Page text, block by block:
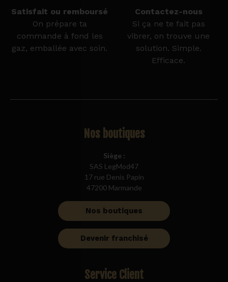
Satisfait ou remboursé
On prépare ta
commande à fond les
gaz, emballée avec soin.
Contactez-nous
Si ça ne te fait pas
vibrer, on trouve une
solution. Simple.
Efficace.
Nos boutiques
Siège :
SAS LegMod47
17 rue Denis Papin
47200 Marmande
Nos boutiques
Devenir franchisé
Service Client